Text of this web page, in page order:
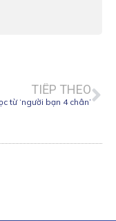
TIẾP THEO
từ ‘người bạn 4 chân’